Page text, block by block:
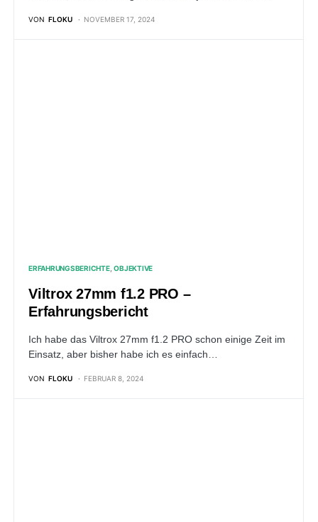
VON FLOKU NOVEMBER 17, 2024
ERFAHRUNGSBERICHTE OBJEKTIVE
Viltrox 27mm f1.2 PRO –
Erfahrungsbericht
Ich habe das Viltrox 27mm f1.2 PRO schon einige Zeit im
Einsatz, aber bisher habe ich es einfach…
VON FLOKU FEBRUAR 8, 2024